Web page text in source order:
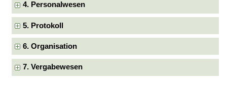
4. Personalwesen
5. Protokoll
6. Organisation
7. Vergabewesen